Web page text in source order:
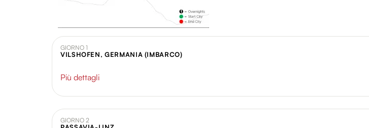
GIORNO 1
VILSHOFEN, GERMANIA (IMBARCO)
Più dettagli
GIORNO 2